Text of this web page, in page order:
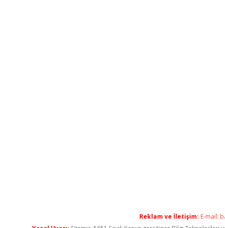
Reklam ve İletişim: E-mail: